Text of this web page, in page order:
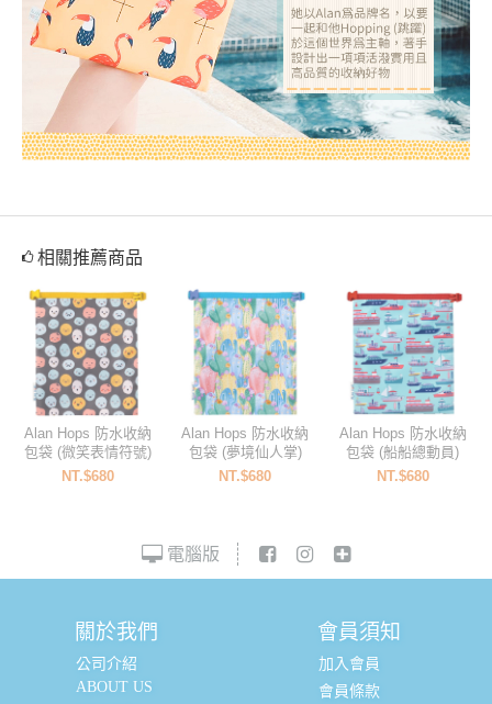
相關推薦商品
Alan Hops 防水收納
包袋 (微笑表情符號)
NT.$680
Alan Hops 防水收納
包袋 (夢境仙人掌)
NT.$680
Alan Hops 防水收納
包袋 (船船總動員)
NT.$680
電腦版
關於我們
公司介紹
ABOUT US
會員須知
加入會員
會員條款